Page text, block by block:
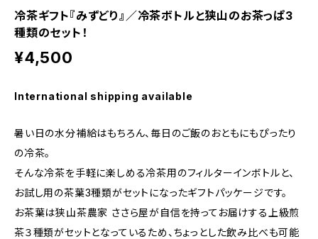
冷茶ギフト『みずどり』／冷茶ボトルと狭山のお茶っぱ3
種類のセット！
¥4,500
International shipping available
暑い日の水分補給はもちろん、毎日のご飯のおともにもぴったり
の冷茶。
そんな冷茶を手軽に楽しめる冷茶用のフィルターインボトルと、
お試し用の茶葉3種類がセットになったギフトパッケージです。
お茶葉は狭山茶農家 ささら屋が自信を持ってお届けする上級煎
茶３種類がセットとなっているため、ちょっとした飲み比べも可能